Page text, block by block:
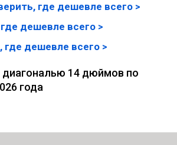
где дешевле всего >
дешевле всего >
где дешевле всего >
14 дюймов по
года